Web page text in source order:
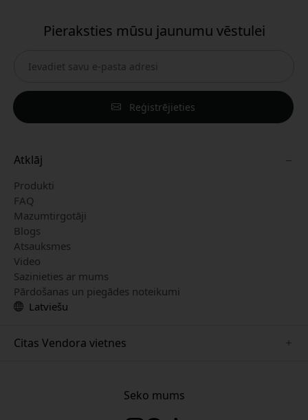
Pieraksties mūsu jaunumu vēstulei
Reģistrējieties
Atklāj
Produkti
FAQ
Mazumtirgotāji
Blogs
Atsauksmes
Video
Sazinieties ar mums
Pārdošanas un piegādes noteikumi
Latviešu
Citas Vendora vietnes
Seko mums